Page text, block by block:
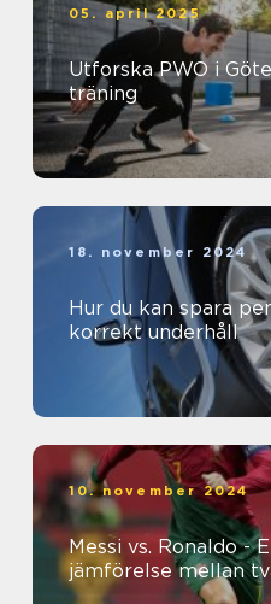
05. april 2025
Utforska PWO i
träning
18. november 2024
Hur du kan spara
korrekt underhåll
10. november 2024
Messi vs. Ronaldo -
jämförelse mellan